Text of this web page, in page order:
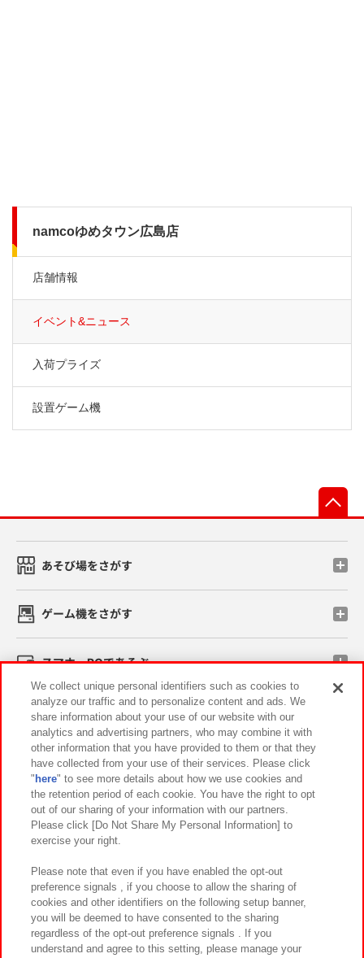
namcoゆめタウン広島店
店舗情報
イベント&ニュース
入荷プライズ
設置ゲーム機
あそび場をさがす
ゲーム機をさがす
スマホ・PCであそぶ
イベント・キャンペーン
関連会社 サステナビリティ サイトポリシー
プライバシーポリシー ウェブアクセシビリティ方針と検証結果
お取引先さまとともに
カスタマーハラスメント対応方針 よくあるご質問・お問い合わせ
We collect unique personal identifiers such as cookies to
analyze our traffic and to personalize content and ads. We
share information about your use of our website with our
analytics and advertising partners, who may combine it with
other information that you have provided to them or that they
have collected from your use of their services. Please click
" here" to see more details about how we use cookies and
the retention period of each cookie. You have the right to opt
out of our sharing of your information with our partners.
Please click [Do Not Share My Personal Information] to
exercise your right.
Please note that even if you have enabled the opt-out
preference signals , if you choose to allow the sharing of
cookies and other identifiers on the following setup banner,
you will be deemed to have consented to the sharing
regardless of the opt-out preference signals . If you
understand and agree to this setting, please manage your